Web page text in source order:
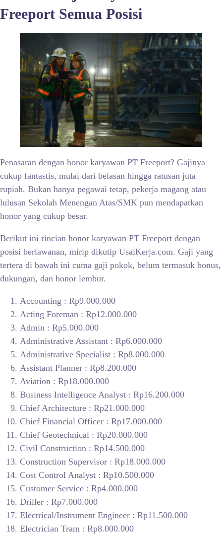
Freeport Semua Posisi
Penasaran dengan honor karyawan PT Freeport? Gajinya
cukup fantastis, mulai dari belasan hingga ratusan juta
rupiah. Bukan hanya pegawai tetap, pekerja magang atau
lulusan Sekolah Menengan Atas/SMK pun mendapatkan
honor yang cukup besar.
Berikut ini rincian honor karyawan PT Freeport dengan
posisi berlawanan, mirip dikutip UsaiKerja.com. Gaji yang
tertera di bawah ini cuma gaji pokok, belum termasuk bonus,
dukungan, dan honor lembur.
Accounting : Rp9.000.000
Acting Foreman : Rp12.000.000
Admin : Rp5.000.000
Administrative Assistant : Rp6.000.000
Administrative Specialist : Rp8.000.000
Assistant Planner : Rp8.200.000
Aviation : Rp18.000.000
Business Intelligence Analyst : Rp16.200.000
Chief Architecture : Rp21.000.000
Chief Financial Officer : Rp17.000.000
Chief Geotechnical : Rp20.000.000
Civil Construction : Rp14.500.000
Construction Supervisor : Rp18.000.000
Cost Control Analyst : Rp10.500.000
Customer Service : Rp4.000.000
Driller : Rp7.000.000
Electrical/Instrument Engineer : Rp11.500.000
Electrician Tram : Rp8.000.000